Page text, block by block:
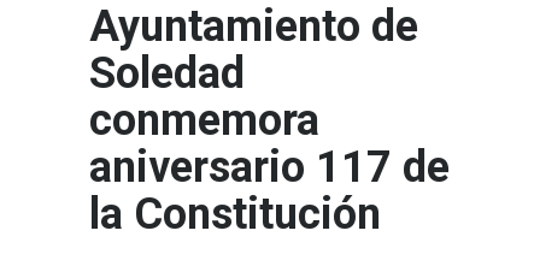
Ayuntamiento de
Soledad
conmemora
aniversario 117 de
la Constitución